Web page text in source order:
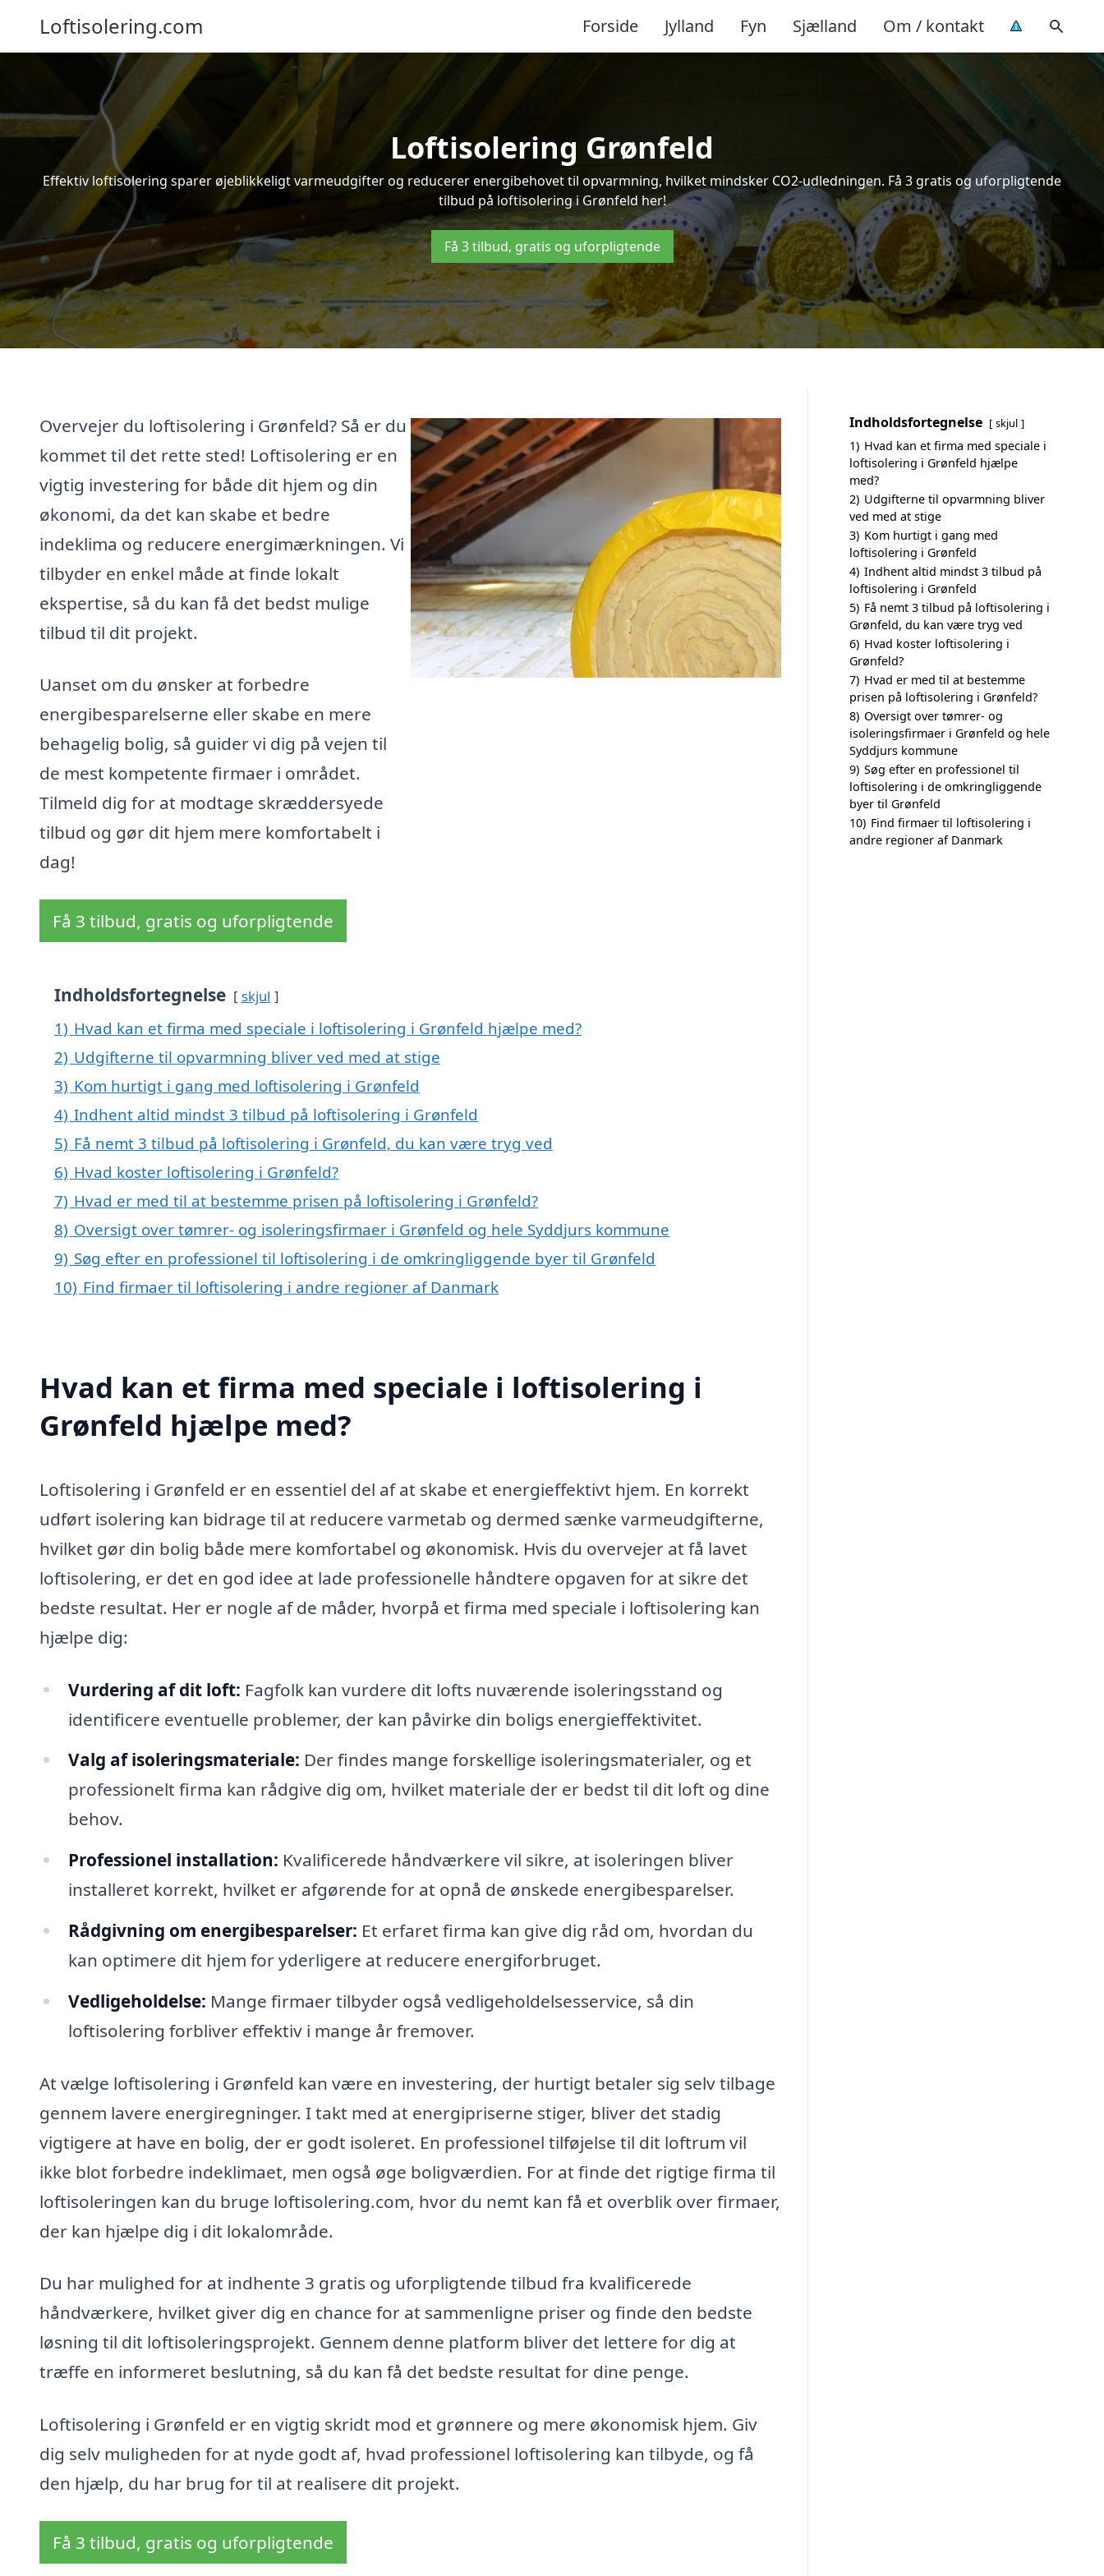
Loftisolering.com Forside Jylland Fyn Sjælland Om / kontakt
Loftisolering Grønfeld
Effektiv loftisolering sparer øjeblikkeligt varmeudgifter og reducerer energibehovet til opvarmning, hvilket mindsker CO2-udledningen. Få 3 gratis og uforpligtende
tilbud på loftisolering i Grønfeld her!
Få 3 tilbud, gratis og uforpligtende
Overvejer du loftisolering i Grønfeld? Så er du
kommet til det rette sted! Loftisolering er en
vigtig investering for både dit hjem og din
økonomi, da det kan skabe et bedre
indeklima og reducere energimærkningen. Vi
tilbyder en enkel måde at finde lokalt
ekspertise, så du kan få det bedst mulige
tilbud til dit projekt.
Uanset om du ønsker at forbedre
energibesparelserne eller skabe en mere
behagelig bolig, så guider vi dig på vejen til
de mest kompetente firmaer i området.
Tilmeld dig for at modtage skræddersyede
tilbud og gør dit hjem mere komfortabelt i
dag!
Få 3 tilbud, gratis og uforpligtende
Indholdsfortegnelse skjul
1) Hvad kan et firma med speciale i loftisolering i Grønfeld hjælpe med?
2) Udgifterne til opvarmning bliver ved med at stige
3) Kom hurtigt i gang med loftisolering i Grønfeld
4) Indhent altid mindst 3 tilbud på loftisolering i Grønfeld
5) Få nemt 3 tilbud på loftisolering i Grønfeld, du kan være tryg ved
6) Hvad koster loftisolering i Grønfeld?
7) Hvad er med til at bestemme prisen på loftisolering i Grønfeld?
8) Oversigt over tømrer- og isoleringsfirmaer i Grønfeld og hele Syddjurs kommune
9) Søg efter en professionel til loftisolering i de omkringliggende byer til Grønfeld
10) Find firmaer til loftisolering i andre regioner af Danmark
Hvad kan et firma med speciale i loftisolering i
Grønfeld hjælpe med?
Loftisolering i Grønfeld er en essentiel del af at skabe et energieffektivt hjem. En korrekt
udført isolering kan bidrage til at reducere varmetab og dermed sænke varmeudgifterne,
hvilket gør din bolig både mere komfortabel og økonomisk. Hvis du overvejer at få lavet
loftisolering, er det en god idee at lade professionelle håndtere opgaven for at sikre det
bedste resultat. Her er nogle af de måder, hvorpå et firma med speciale i loftisolering kan
hjælpe dig:
Vurdering af dit loft: Fagfolk kan vurdere dit lofts nuværende isoleringsstand og
identificere eventuelle problemer, der kan påvirke din boligs energieffektivitet.
Valg af isoleringsmateriale: Der findes mange forskellige isoleringsmaterialer, og et
professionelt firma kan rådgive dig om, hvilket materiale der er bedst til dit loft og dine
behov.
Professionel installation: Kvalificerede håndværkere vil sikre, at isoleringen bliver
installeret korrekt, hvilket er afgørende for at opnå de ønskede energibesparelser.
Rådgivning om energibesparelser: Et erfaret firma kan give dig råd om, hvordan du
kan optimere dit hjem for yderligere at reducere energiforbruget.
Vedligeholdelse: Mange firmaer tilbyder også vedligeholdelsesservice, så din
loftisolering forbliver effektiv i mange år fremover.
At vælge loftisolering i Grønfeld kan være en investering, der hurtigt betaler sig selv tilbage
gennem lavere energiregninger. I takt med at energipriserne stiger, bliver det stadig
vigtigere at have en bolig, der er godt isoleret. En professionel tilføjelse til dit loftrum vil
ikke blot forbedre indeklimaet, men også øge boligværdien. For at finde det rigtige firma til
loftisoleringen kan du bruge loftisolering.com, hvor du nemt kan få et overblik over firmaer,
der kan hjælpe dig i dit lokalområde.
Du har mulighed for at indhente 3 gratis og uforpligtende tilbud fra kvalificerede
håndværkere, hvilket giver dig en chance for at sammenligne priser og finde den bedste
løsning til dit loftisoleringsprojekt. Gennem denne platform bliver det lettere for dig at
træffe en informeret beslutning, så du kan få det bedste resultat for dine penge.
Loftisolering i Grønfeld er en vigtig skridt mod et grønnere og mere økonomisk hjem. Giv
dig selv muligheden for at nyde godt af, hvad professionel loftisolering kan tilbyde, og få
den hjælp, du har brug for til at realisere dit projekt.
Få 3 tilbud, gratis og uforpligtende
Indholdsfortegnelse skjul
1) Hvad kan et firma med speciale i
loftisolering i Grønfeld hjælpe
med?
2) Udgifterne til opvarmning bliver
ved med at stige
3) Kom hurtigt i gang med
loftisolering i Grønfeld
4) Indhent altid mindst 3 tilbud på
loftisolering i Grønfeld
5) Få nemt 3 tilbud på loftisolering i
Grønfeld, du kan være tryg ved
6) Hvad koster loftisolering i
Grønfeld?
7) Hvad er med til at bestemme
prisen på loftisolering i Grønfeld?
8) Oversigt over tømrer- og
isoleringsfirmaer i Grønfeld og hele
Syddjurs kommune
9) Søg efter en professionel til
loftisolering i de omkringliggende
byer til Grønfeld
10) Find firmaer til loftisolering i
andre regioner af Danmark